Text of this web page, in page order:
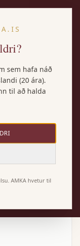
sem hafa náð
(20 ára).
til að halda
AMKA hvetur til